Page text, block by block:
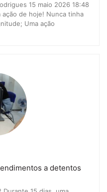
15 maio 2026 18:48
de hoje! Nunca tinha
Uma ação
a detentos